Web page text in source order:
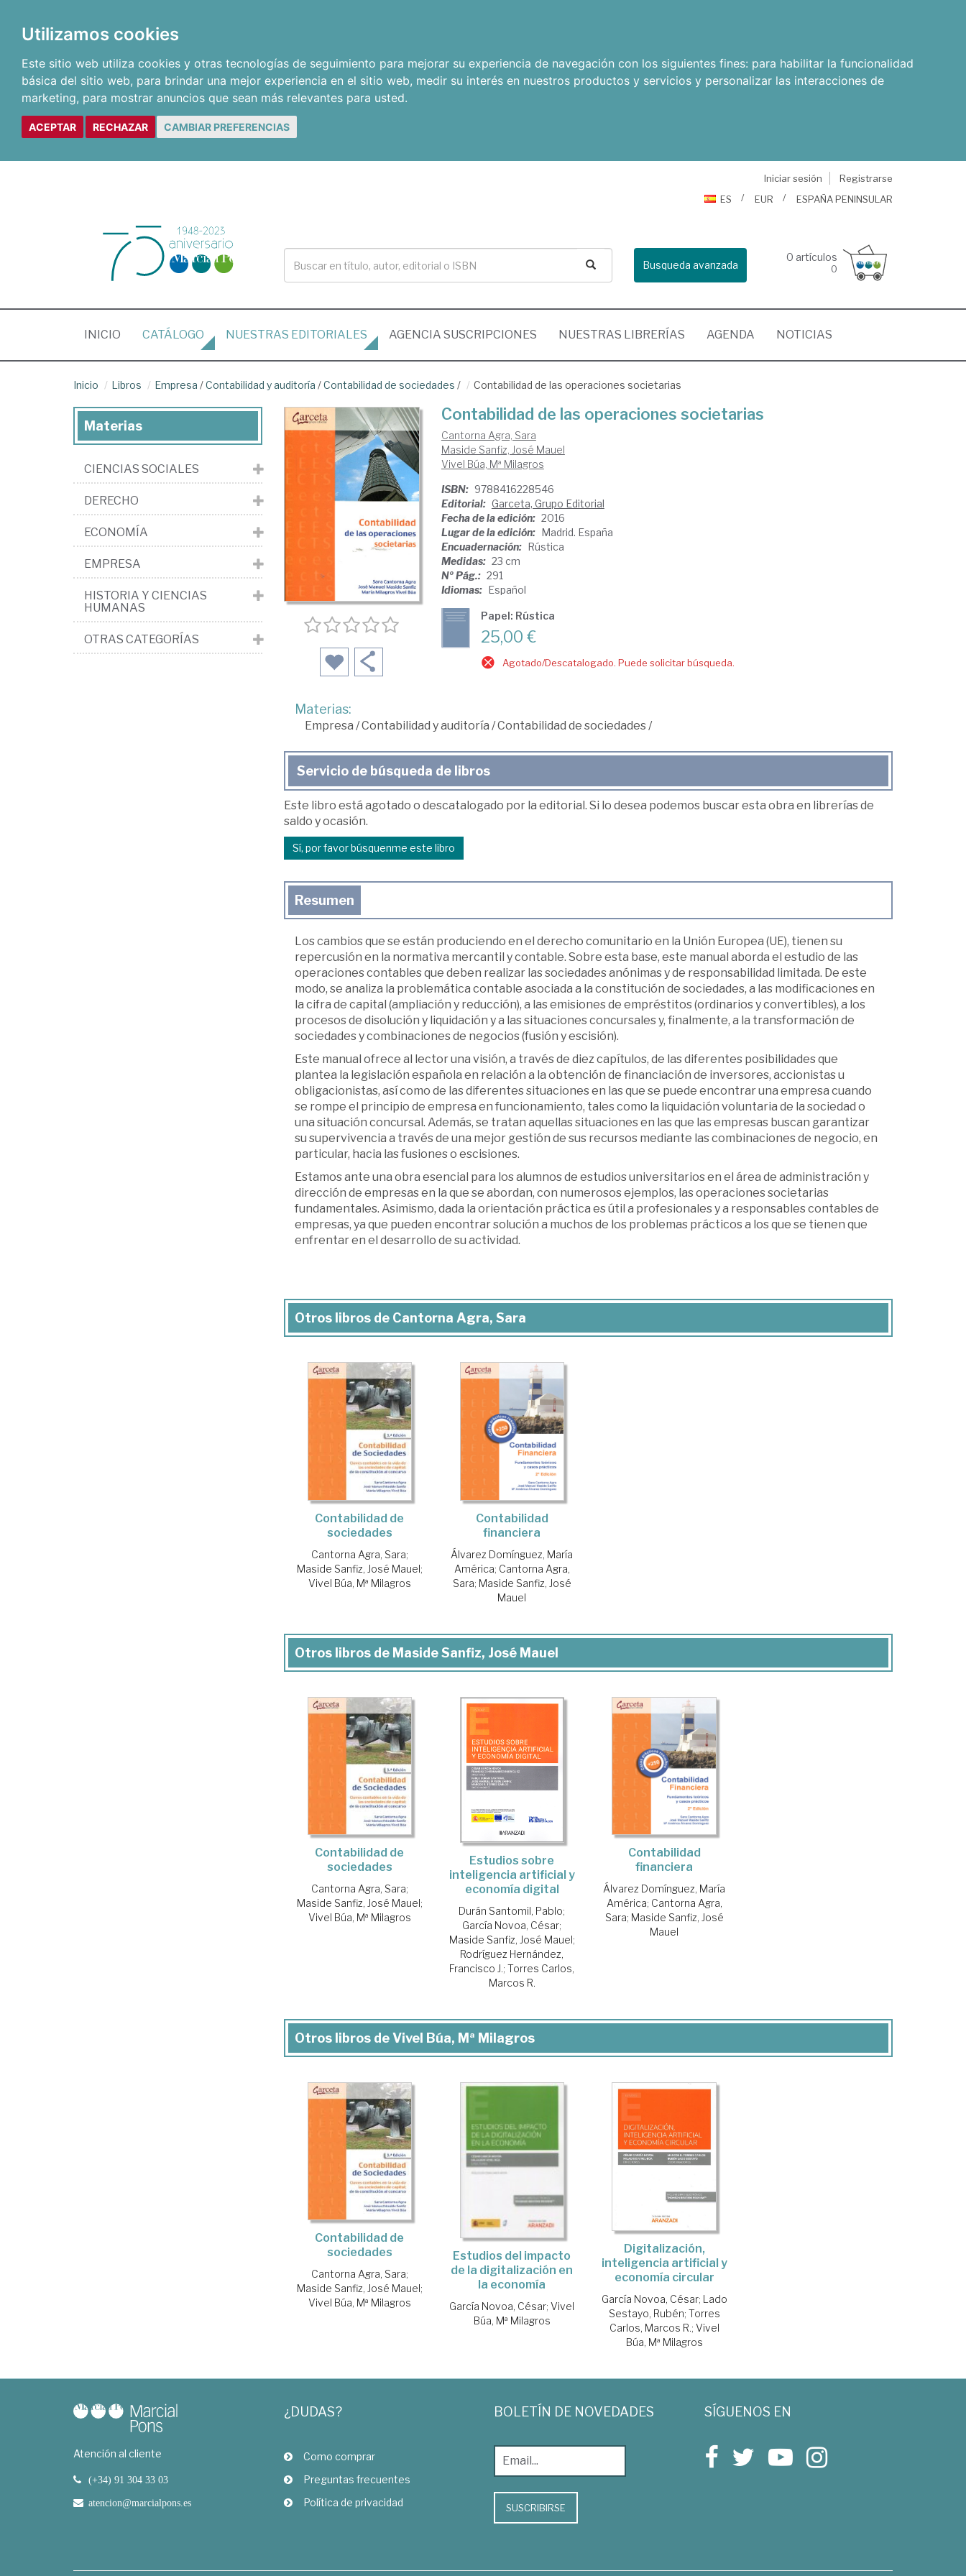
Utilizamos cookies
Este sitio web utiliza cookies y otras tecnologías de seguimiento para mejorar su experiencia de navegación con los siguientes fines: para habilitar la funcionalidad
básica del sitio web, para brindar una mejor experiencia en el sitio web, medir su interés en nuestros productos y servicios y personalizar las interacciones de
marketing, para mostrar anuncios que sean más relevantes para usted.
ACEPTAR RECHAZAR CAMBIAR PREFERENCIAS
Iniciar sesión
Registrarse
ES
EUR ESPAÑA PENINSULAR
Busqueda avanzada
0 artículos
0
INICIO (CURRENT)
CATÁLOGO NUESTRAS EDITORIALES AGENCIA SUSCRIPCIONES NUESTRAS LIBRERÍAS AGENDA NOTICIAS
Inicio Libros Empresa /Contabilidad y auditoría /Contabilidad de sociedades / Contabilidad de las operaciones societarias
Contabilidad de las operaciones societarias
Cantorna Agra, Sara
Maside Sanfiz, José Mauel
Vivel Búa, Mª Milagros
ISBN: 9788416228546
Editorial: Garceta, Grupo Editorial
Fecha de la edición: 2016
Lugar de la edición: Madrid. España
Encuadernación: Rústica
Medidas: 23 cm
Nº Pág.: 291
Idiomas: Español
Papel: Rústica
25,00 €
Agotado/Descatalogado. Puede solicitar búsqueda.
Materias:
Empresa /Contabilidad y auditoría /Contabilidad de sociedades/
Servicio de búsqueda de libros
Este libro está agotado o descatalogado por la editorial. Si lo desea podemos buscar esta obra en librerías de
saldo y ocasión.
Sí, por favor búsquenme este libro
Resumen
Los cambios que se están produciendo en el derecho comunitario en la Unión Europea (UE), tienen su
repercusión en la normativa mercantil y contable. Sobre esta base, este manual aborda el estudio de las
operaciones contables que deben realizar las sociedades anónimas y de responsabilidad limitada. De este
modo, se analiza la problemática contable asociada a la constitución de sociedades, a las modificaciones en
la cifra de capital (ampliación y reducción), a las emisiones de empréstitos (ordinarios y convertibles), a los
procesos de disolución y liquidación y a las situaciones concursales y, finalmente, a la transformación de
sociedades y combinaciones de negocios (fusión y escisión).
Este manual ofrece al lector una visión, a través de diez capítulos, de las diferentes posibilidades que
plantea la legislación española en relación a la obtención de financiación de inversores, accionistas u
obligacionistas, así como de las diferentes situaciones en las que se puede encontrar una empresa cuando
se rompe el principio de empresa en funcionamiento, tales como la liquidación voluntaria de la sociedad o
una situación concursal. Además, se tratan aquellas situaciones en las que las empresas buscan garantizar
su supervivencia a través de una mejor gestión de sus recursos mediante las combinaciones de negocio, en
particular, hacia las fusiones o escisiones.
Estamos ante una obra esencial para los alumnos de estudios universitarios en el área de administración y
dirección de empresas en la que se abordan, con numerosos ejemplos, las operaciones societarias
fundamentales. Asimismo, dada la orientación práctica es útil a profesionales y a responsables contables de
empresas, ya que pueden encontrar solución a muchos de los problemas prácticos a los que se tienen que
enfrentar en el desarrollo de su actividad.
Otros libros de Cantorna Agra, Sara
Contabilidad de
sociedades
Cantorna Agra, Sara;
Maside Sanfiz, José Mauel;
Vivel Búa, Mª Milagros
Contabilidad
financiera
Álvarez Domínguez, María
América; Cantorna Agra,
Sara; Maside Sanfiz, José
Mauel
Otros libros de Maside Sanfiz, José Mauel
Contabilidad de
sociedades
Cantorna Agra, Sara;
Maside Sanfiz, José Mauel;
Vivel Búa, Mª Milagros
Estudios sobre
inteligencia artificial y
economía digital
Durán Santomil, Pablo;
García Novoa, César;
Maside Sanfiz, José Mauel;
Rodríguez Hernández,
Francisco J.;Torres Carlos,
Marcos R.
Contabilidad
financiera
Álvarez Domínguez, María
América; Cantorna Agra,
Sara; Maside Sanfiz, José
Mauel
Otros libros de Vivel Búa, Mª Milagros
Contabilidad de
sociedades
Cantorna Agra, Sara;
Maside Sanfiz, José Mauel;
Vivel Búa, Mª Milagros
Estudios del impacto
de la digitalización en
la economía
García Novoa, César;Vivel
Búa, Mª Milagros
Digitalización,
inteligencia artificial y
economía circular
García Novoa, César; Lado
Sestayo, Rubén; Torres
Carlos, Marcos R.; Vivel
Búa, Mª Milagros
Materias
CIENCIAS SOCIALES
DERECHO
ECONOMÍA
EMPRESA
HISTORIA Y CIENCIAS
HUMANAS
OTRAS CATEGORÍAS
Atención al cliente
(+34) 91 304 33 03
atencion@marcialpons.es
¿DUDAS?
Como comprar
Preguntas frecuentes
Política de privacidad
BOLETÍN DE NOVEDADES
SUSCRIBIRSE
SÍGUENOS EN